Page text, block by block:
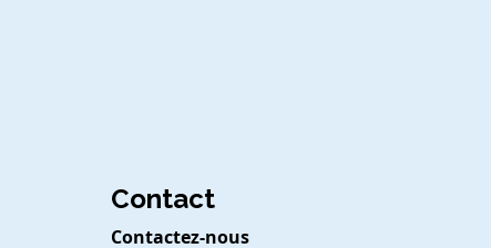
Contact
Contactez-nous